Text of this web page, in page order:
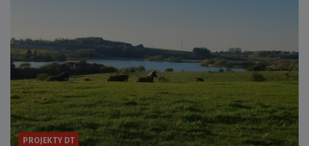
PROJEKTY DT